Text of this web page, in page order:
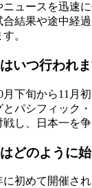
ュースを迅速
結果や途中経
。
いつ行われ
下旬から11月
パシフィック
し、日本一を争
どのように
に初めて開催さ